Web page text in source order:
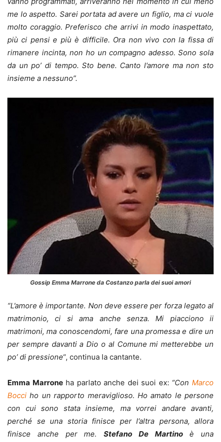
me lo aspetto. Sarei portata ad avere un figlio, ma ci vuole
molto coraggio. Preferisco che arrivi in modo inaspettato,
più ci pensi e più è difficile. Ora non vivo con la fissa di
rimanere incinta, non ho un compagno adesso. Sono sola
da un po’ di tempo. Sto bene. Canto l’amore ma non sto
insieme a nessuno”.
Gossip Emma Marrone da Costanzo parla dei suoi amori
“L’amore è importante. Non deve essere per forza legato al
matrimonio, ci si ama anche senza. Mi piacciono ii
matrimoni, ma conoscendomi, fare una promessa e dire un
per sempre davanti a Dio o al Comune mi metterebbe un
po’ di pressione“, continua la cantante.
Emma Marroneha parlato anche dei suoi ex: “ConMarco
Bocci ho un rapporto meraviglioso. Ho amato le persone
con cui sono stata insieme, ma vorrei andare avanti,
perché se una storia finisce per l’altra persona, allora
finisce anche per me. Stefano De Martinoè una